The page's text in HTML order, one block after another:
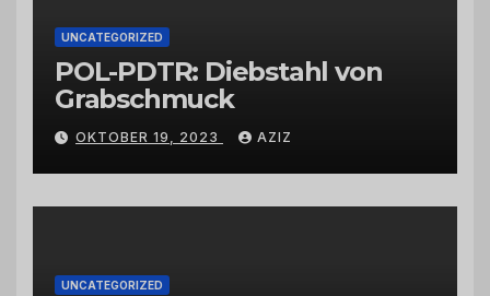
UNCATEGORIZED
POL-PDTR: Diebstahl von
Grabschmuck
OKTOBER 19, 2023 AZIZ
UNCATEGORIZED